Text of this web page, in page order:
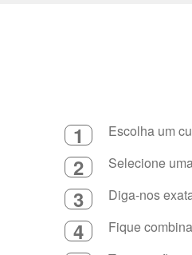
1 Escolha um
2 Selecione
3 Diga-nos
4 Fique